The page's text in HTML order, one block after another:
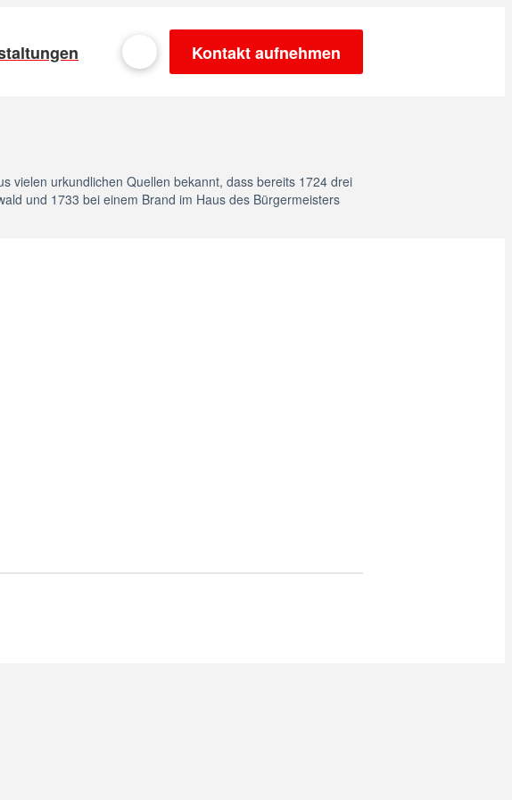
Kontakt aufnehmen
vielen urkundlichen Quellen bekannt, dass bereits 1724 drei
und 1733 bei einem Brand im Haus des Bürgermeisters